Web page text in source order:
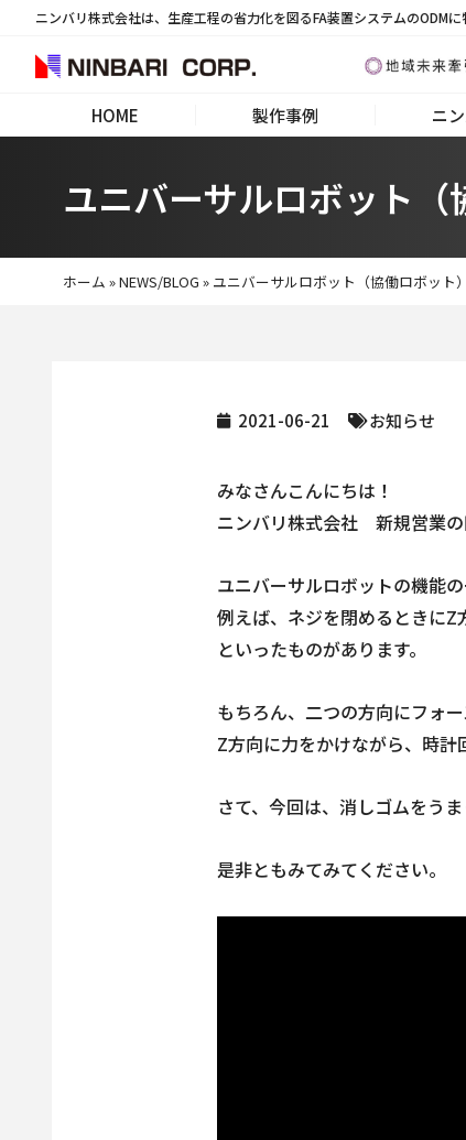
ニンバリ株式会社は、生産工程の省力化を図るFA装置システムのODM
HOME 製作事例 ニ
ユニバーサルロボット
ホーム »NEWS/BLOG » ユニバーサルロボット（協働ロボット
2021-06-21 お知らせ
みなさんこんにちは！
ニンバリ株式会社 新規営業の
ユニバーサルロボットの機能
例えば、ネジを閉めるときにZ
といったものがあります。
もちろん、二つの方向にフォー
Z方向に力をかけながら、時計
さて、今回は、消しゴムをう
是非ともみてみてください。